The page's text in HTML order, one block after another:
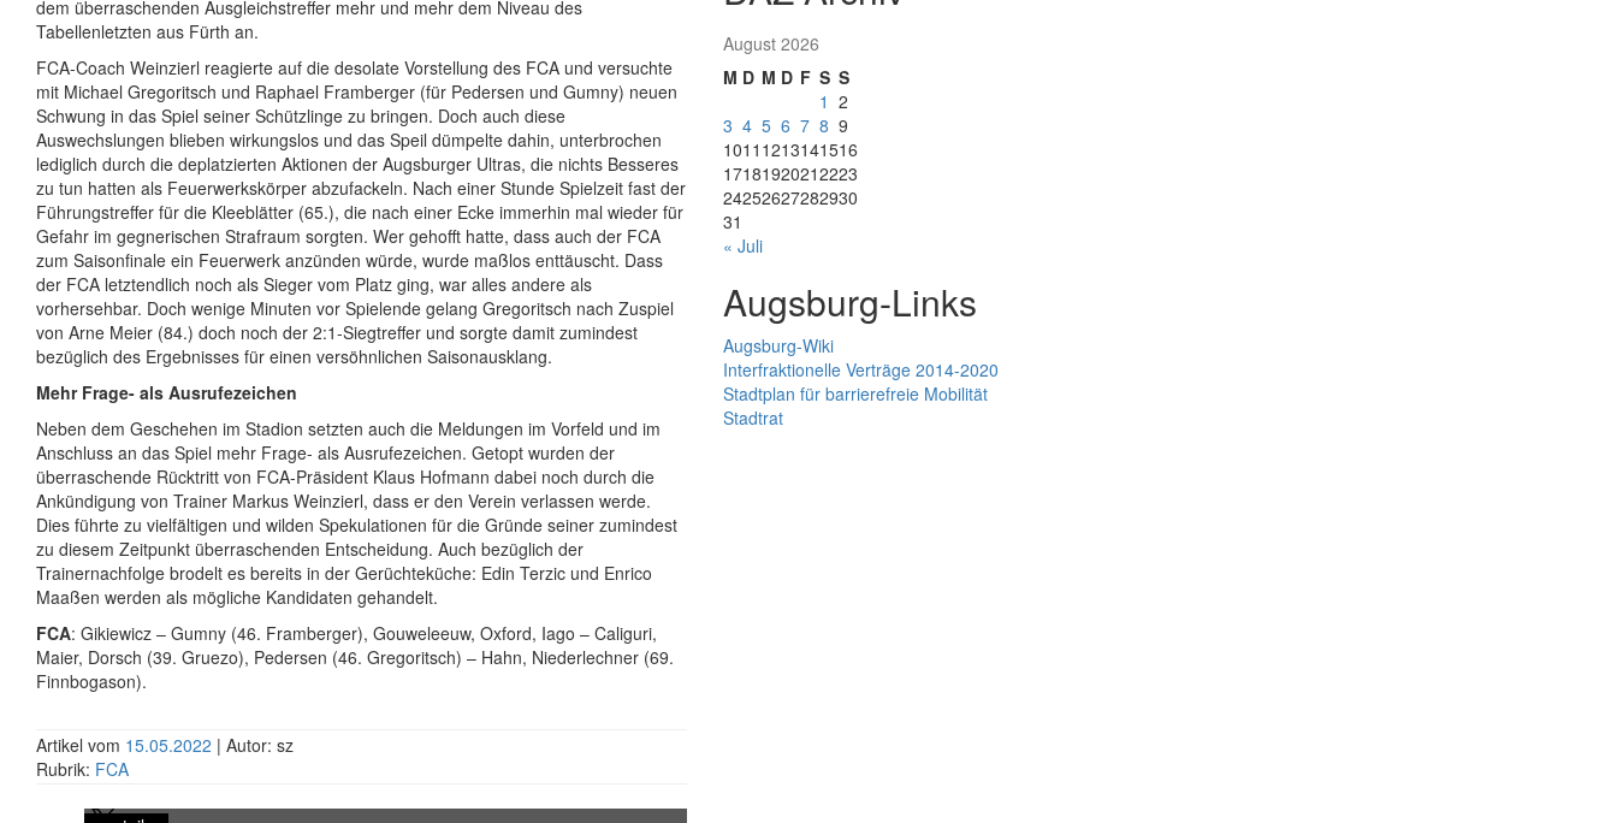
dem überraschenden Ausgleichstreffer mehr und mehr dem Niveau des
Tabellenletzten aus Fürth an.
FCA-Coach Weinzierl reagierte auf die desolate Vorstellung des FCA und versuchte
mit Michael Gregoritsch und Raphael Framberger (für Pedersen und Gumny) neuen
Schwung in das Spiel seiner Schützlinge zu bringen. Doch auch diese
Auswechslungen blieben wirkungslos und das Speil dümpelte dahin, unterbrochen
lediglich durch die deplatzierten Aktionen der Augsburger Ultras, die nichts Besseres
zu tun hatten als Feuerwerkskörper abzufackeln. Nach einer Stunde Spielzeit fast der
Führungstreffer für die Kleeblätter (65.), die nach einer Ecke immerhin mal wieder für
Gefahr im gegnerischen Strafraum sorgten. Wer gehofft hatte, dass auch der FCA
zum Saisonfinale ein Feuerwerk anzünden würde, wurde maßlos enttäuscht. Dass
der FCA letztendlich noch als Sieger vom Platz ging, war alles andere als
vorhersehbar. Doch wenige Minuten vor Spielende gelang Gregoritsch nach Zuspiel
von Arne Meier (84.) doch noch der 2:1-Siegtreffer und sorgte damit zumindest
bezüglich des Ergebnisses für einen versöhnlichen Saisonausklang.
Mehr Frage- als Ausrufezeichen
Neben dem Geschehen im Stadion setzten auch die Meldungen im Vorfeld und im
Anschluss an das Spiel mehr Frage- als Ausrufezeichen. Getopt wurden der
überraschende Rücktritt von FCA-Präsident Klaus Hofmann dabei noch durch die
Ankündigung von Trainer Markus Weinzierl, dass er den Verein verlassen werde.
Dies führte zu vielfältigen und wilden Spekulationen für die Gründe seiner zumindest
zu diesem Zeitpunkt überraschenden Entscheidung. Auch bezüglich der
Trainernachfolge brodelt es bereits in der Gerüchteküche: Edin Terzic und Enrico
Maaßen werden als mögliche Kandidaten gehandelt.
FCA: Gikiewicz – Gumny (46. Framberger), Gouweleeuw, Oxford, Iago – Caliguri,
Maier, Dorsch (39. Gruezo), Pedersen (46. Gregoritsch) – Hahn, Niederlechner (69.
Finnbogason).
Artikel vom 15.05.2022 | Autor: sz
Rubrik: FCA
August 2026
M D M D F S S
1 2
3 4 5 6 7 8 9
1011 1213141516
17181920212223
24252627282930
31
« Juli
Augsburg-Links
Augsburg-Wiki
Interfraktionelle Verträge 2014-2020
Stadtplan für barrierefreie Mobilität
Stadtrat